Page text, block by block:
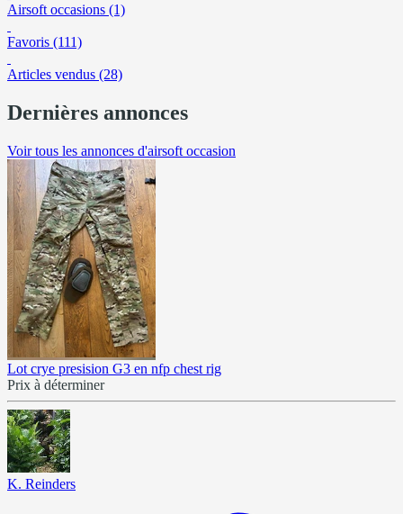
Airsoft occasions (1)
Favoris (111)
Articles vendus (28)
Dernières annonces
Voir tous les annonces d'airsoft occasion
Lot crye presision G3 en nfp chest rig
Prix à déterminer
K. Reinders